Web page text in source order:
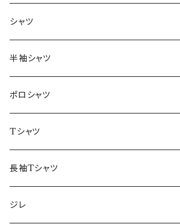
～44/S
46/M
48/L
50/XL～
シャツ
～44/S
46/M
48/L
50/XL～
半袖シャツ
～44/S
46/M
48/L
50/XL～
ポロシャツ
～44/S
46/M
48/L
Tシャツ
～44/S
46/M
長袖Tシャツ
～44/S
ジレ